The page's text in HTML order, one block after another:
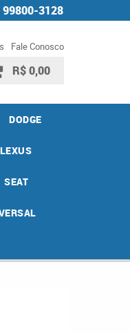
99800-3128
Fale Conosco
R$ 0,00
DODGE
LEXUS
SEAT